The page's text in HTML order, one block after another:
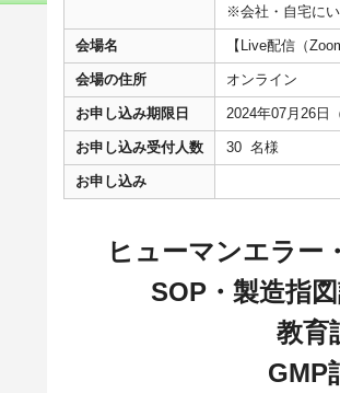
※会社・自宅に
会場名 【Live配信（
会場の住所 オンライン
お申し込み期限日 2024年07月26日
お申し込み受付人数 30 名様
お申し込み
ヒューマンエラー
SOP・製造指
教育
GMP